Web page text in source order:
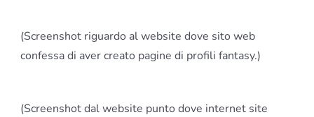
(Screenshot riguardo al website dove sito web
confessa di aver creato pagine di profili fantasy.)
(Screenshot dal website punto dove internet site